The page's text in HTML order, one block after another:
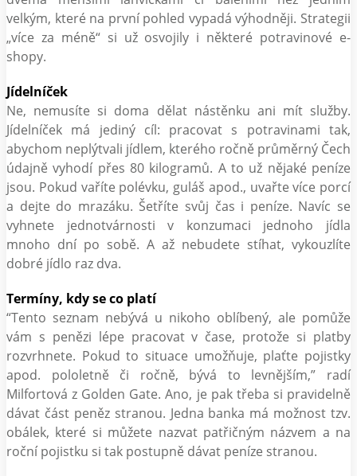
velkým, které na první pohled vypadá výhodněji. Strategii
„více za méně“ si už osvojily i některé potravinové e-
shopy.
Jídelníček
Ne, nemusíte si doma dělat nástěnku ani mít služby.
Jídelníček má jediný cíl: pracovat s potravinami tak,
abychom neplýtvali jídlem, kterého ročně průměrný Čech
údajně vyhodí přes 80 kilogramů. A to už nějaké peníze
jsou. Pokud vaříte polévku, guláš apod., uvařte více porcí
a dejte do mrazáku. Šetříte svůj čas i peníze. Navíc se
vyhnete jednotvárnosti v konzumaci jednoho jídla
mnoho dní po sobě. A až nebudete stíhat, vykouzlíte
dobré jídlo raz dva.
Termíny, kdy se co platí
“Tento seznam nebývá u nikoho oblíbený, ale pomůže
vám s penězi lépe pracovat v čase, protože si platby
rozvrhnete. Pokud to situace umožňuje, plaťte pojistky
apod. pololetně či ročně, bývá to levnějším,” radí
Milfortová z Golden Gate. Ano, je pak třeba si pravidelně
dávat část peněz stranou. Jedna banka má možnost tzv.
obálek, které si můžete nazvat patřičným názvem a na
roční pojistku si tak postupně dávat peníze stranou.